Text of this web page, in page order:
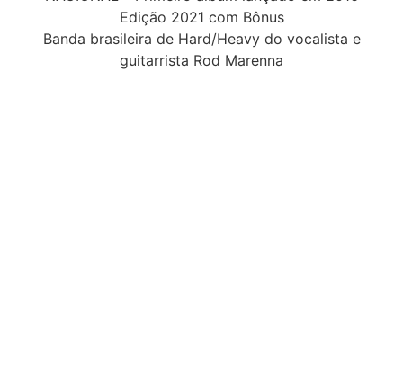
Edição 2021 com Bônus
Banda brasileira de Hard/Heavy do vocalista e
guitarrista Rod Marenna